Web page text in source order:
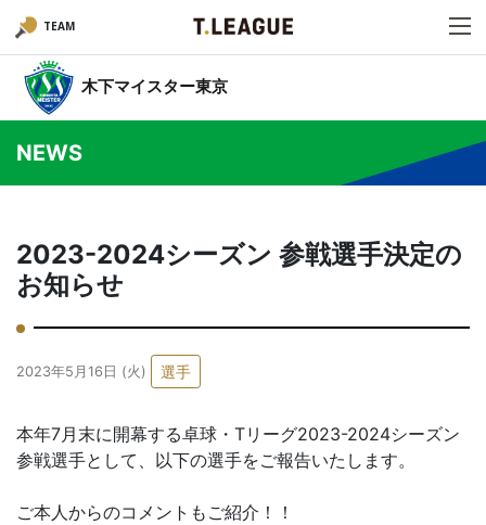
TEAM
木下マイスター東京
NEWS
2023-2024シーズン 参戦選手決定の
お知らせ
2023年5月16日 (火) 選手
本年7月末に開幕する卓球・Tリーグ2023-2024シーズン
参戦選手として、以下の選手をご報告いたします。
ご本人からのコメントもご紹介！！